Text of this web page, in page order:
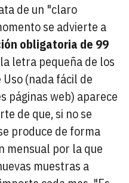
de un "claro
se advierte a
obligatoria de 99
letra pequeña de los
(nada fácil de
páginas web) aparece
de que, si no se
produce de forma
mensual por la que
muestras a